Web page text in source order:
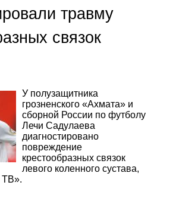
травму
связок
У полузащитника
грозненского «Ахмата» и
сборной России по футболу
Лечи Садулаева
диагностировано
повреждение
крестообразных связок
левого коленного сустава,
ТВ».